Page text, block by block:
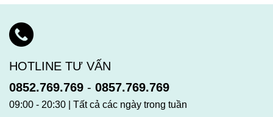
HOTLINE TƯ VẤN
0852.769.769 - 0857.769.769
09:00 - 20:30 | Tất cả các ngày trong tuần